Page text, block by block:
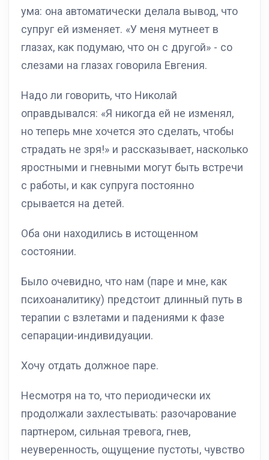
ума: она автоматически делала вывод, что
супруг ей изменяет. «У меня мутнеет в
глазах, как подумаю, что он с другой» - со
слезами на глазах говорила Евгения.
Надо ли говорить, что Николай
оправдывался: «Я никогда ей не изменял,
но теперь мне хочется это сделать, чтобы
страдать не зря!» и рассказывает, насколько
яростными и гневными могут быть встречи
с работы, и как супруга постоянно
срывается на детей.
Оба они находились в истощенном
состоянии.
Было очевидно, что нам (паре и мне, как
психоаналитику) предстоит длинный путь в
терапии с взлетами и падениями к фазе
сепарации-индивидуации.
Хочу отдать должное паре.
Несмотря на то, что периодически их
продолжали захлестывать: разочарование
партнером, сильная тревога, гнев,
неуверенность, ощущение пустоты, чувство